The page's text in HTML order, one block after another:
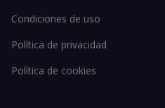
Condiciones de uso
Política de privacidad
Política de cookies